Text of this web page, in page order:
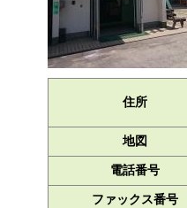
住所
地図
電話番号
ファックス番号